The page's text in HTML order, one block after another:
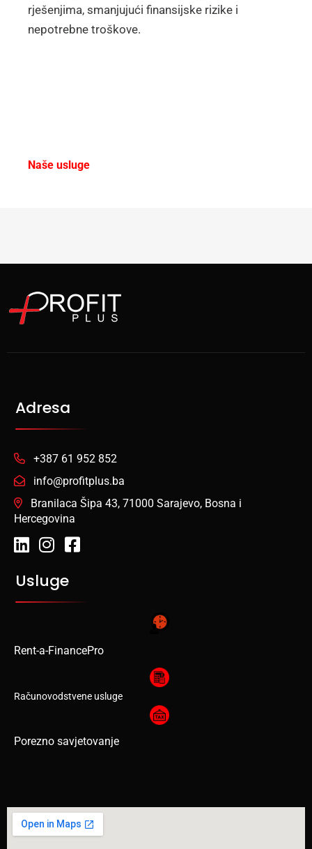
rješenjima, smanjujući finansijske rizike i
nepotrebne troškove.
Naše usluge
Adresa
+387 61 952 852
info@profitplus.ba
Branilaca Šipa 43, 71000 Sarajevo, Bosna i
Hercegovina
Usluge
Rent-a-FinancePro
Računovodstvene usluge
Porezno savjetovanje